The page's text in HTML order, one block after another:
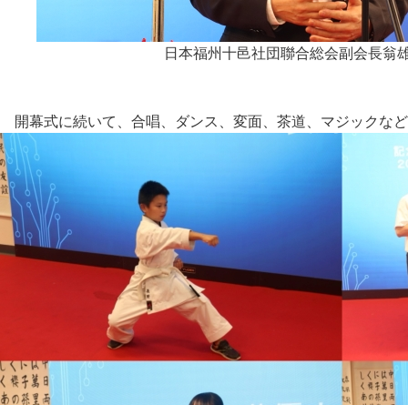
日本福州十邑社団聯合総会副会長翁
開幕式に続いて、合唱、ダンス、変面、茶道、マジックな